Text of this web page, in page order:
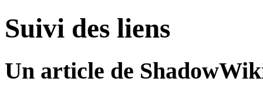
Suivi des liens
Un article de